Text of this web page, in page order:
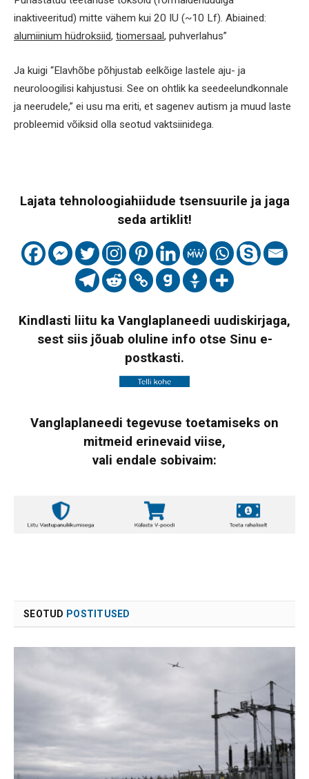
inaktiveeritud) mitte vähem kui 20 IU (~10 Lf). Abiained:
alumiinium hüdroksiid, tiomersaal, puhverlahus”
Ja kuigi “Elavhõbe põhjustab eelkõige lastele aju- ja
neuroloogilisi kahjustusi. See on ohtlik ka seedeelundkonnale
ja neerudele,” ei usu ma eriti, et sagenev autism ja muud laste
probleemid võiksid olla seotud vaktsiinidega.
Lajata tehnoloogiahiidude tsensuurile ja jaga
seda artiklit!
Kindlasti liitu ka Vanglaplaneedi uudiskirjaga,
sest siis jõuab oluline info otse Sinu e-
postkasti.
Vanglaplaneedi tegevuse toetamiseks on
mitmeid erinevaid viise,
vali endale sobivaim:
SEOTUD POSTITUSED